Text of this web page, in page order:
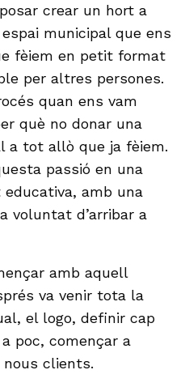
crear un hort a
municipal que ens
fèiem en petit format
per altres persones.
quan ens vam
què no donar una
a tot allò que ja fèiem.
passió en una
amb una
voluntat d’arribar a
amb aquell
va venir tota la
el logo, definir cap
poc, començar a
clients.